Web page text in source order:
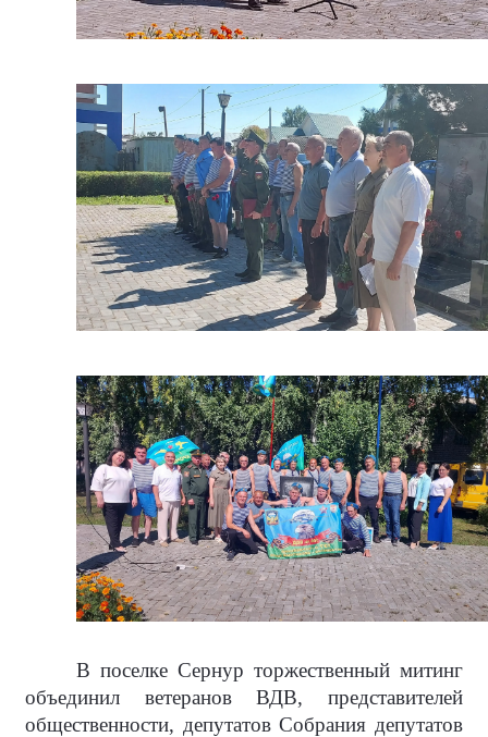
В поселке Сернур торжественный митинг
объединил ветеранов ВДВ, представителей
общественности, депутатов Собрания депутатов